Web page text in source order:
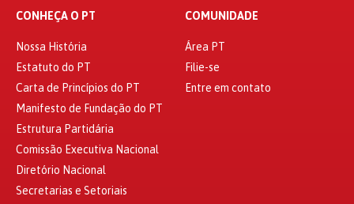
CONHEÇA O PT
Nossa História
Estatuto do PT
Carta de Princípios do PT
Manifesto de Fundação do PT
Estrutura Partidária
Comissão Executiva Nacional
Diretório Nacional
Secretarias e Setoriais
COMUNIDADE
Área PT
Filie-se
Entre em contato